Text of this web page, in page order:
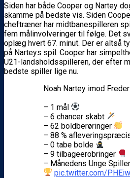
Siden har både Cooper og Nartey
skamme på bedste vis. Siden
cheftræner har midtbanespilleren
fem målinvolveringer til følge. Det
oplæg hvert 67. minut. Der er altså
på Narteys spil. Cooper har
U21-landsholdsspilleren, der efter
bedste spiller lige nu.
Noah Nartey imod
– 1 mål
– 6 chancer skabt
– 62 boldberøringer
– 88 %
– 0 tabe bolde
– 9 tilbageerobringer
– Månedens Unge
pic.twitter.com/